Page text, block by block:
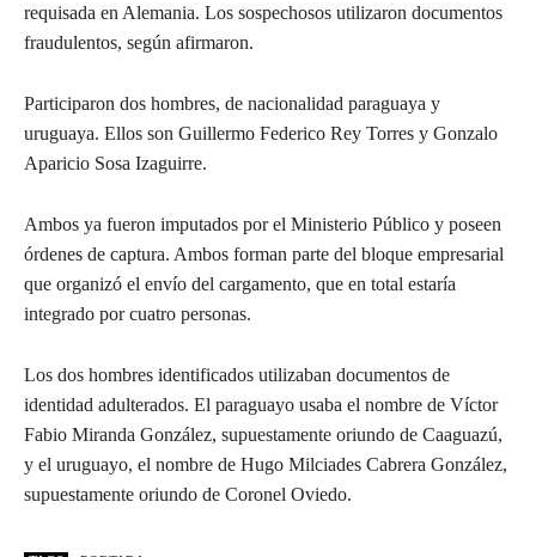
requisada en Alemania. Los sospechosos utilizaron documentos
fraudulentos, según afirmaron.
Participaron dos hombres, de nacionalidad paraguaya y
uruguaya. Ellos son Guillermo Federico Rey Torres y Gonzalo
Aparicio Sosa Izaguirre.
Ambos ya fueron imputados por el Ministerio Público y poseen
órdenes de captura. Ambos forman parte del bloque empresarial
que organizó el envío del cargamento, que en total estaría
integrado por cuatro personas.
Los dos hombres identificados utilizaban documentos de
identidad adulterados. El paraguayo usaba el nombre de Víctor
Fabio Miranda González, supuestamente oriundo de Caaguazú,
y el uruguayo, el nombre de Hugo Milciades Cabrera González,
supuestamente oriundo de Coronel Oviedo.